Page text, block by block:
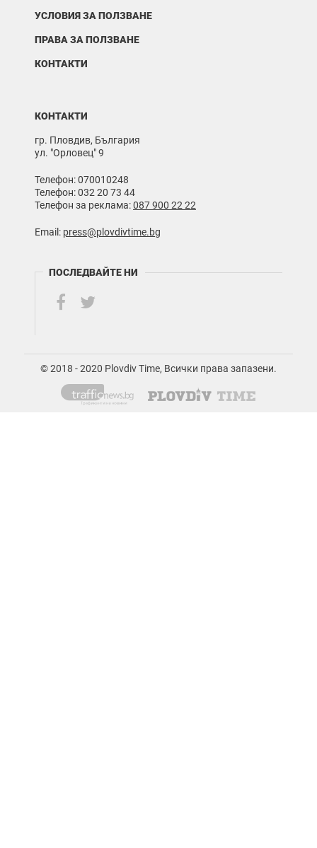
УСЛОВИЯ ЗА ПОЛЗВАНЕ
ПРАВА ЗА ПОЛЗВАНЕ
КОНТАКТИ
КОНТАКТИ
гр. Пловдив, България
ул. "Орловец" 9
Телефон: 070010248
Телефон: 032 20 73 44
Телефон за реклама:087 900 22 22
Email: press@plovdivtime.bg
ПОСЛЕДВАЙТЕ НИ
© 2018 - 2020 Plovdiv Time, Всички права запазени.